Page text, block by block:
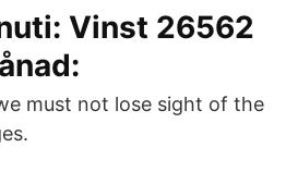
Vinst 26562
must not lose sight of the